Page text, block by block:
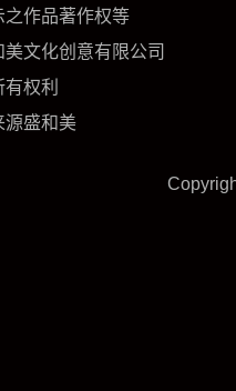
之作品著作权等
文化创意有限公司
权利
源盛和美